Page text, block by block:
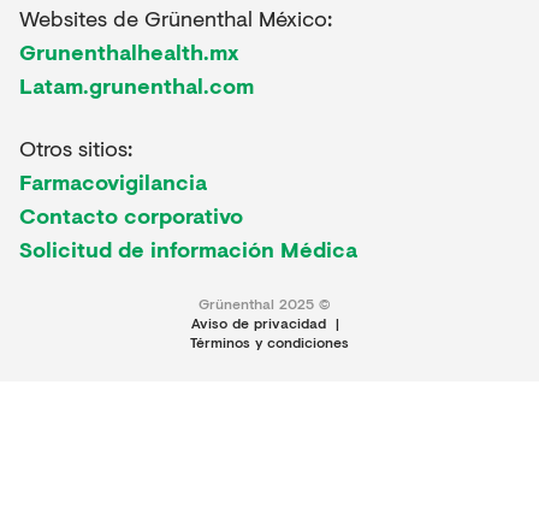
Websites de Grünenthal México:
Grunenthalhealth.mx
Latam.grunenthal.com
Otros sitios:
Farmacovigilancia
Contacto corporativo
Solicitud de información Médica
Grünenthal 2025 ©
Aviso de privacidad |
Términos y condiciones